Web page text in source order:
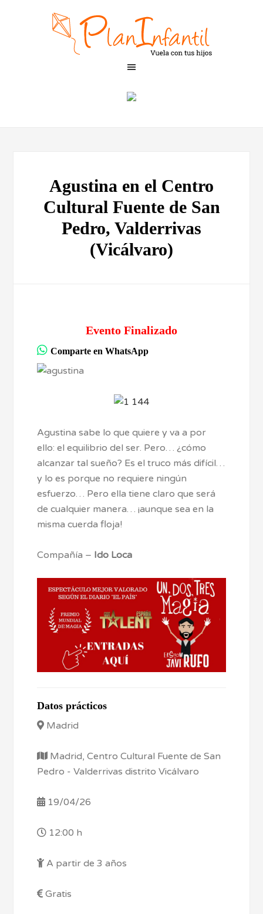
Agustina en el Centro
Cultural Fuente de San
Pedro, Valderrivas
(Vicálvaro)
Evento Finalizado
Comparte en WhatsApp
Agustina sabe lo que quiere y va a por
ello: el equilibrio del ser. Pero… ¿cómo
alcanzar tal sueño? Es el truco más difícil…
y lo es porque no requiere ningún
esfuerzo… Pero ella tiene claro que será
de cualquier manera… ¡aunque sea en la
misma cuerda floja!
Compañía – Ido Loca
Datos prácticos
Madrid
Madrid, Centro Cultural Fuente de San
Pedro - Valderrivas distrito Vicálvaro
19/04/26
12:00 h
A partir de 3 años
Gratis